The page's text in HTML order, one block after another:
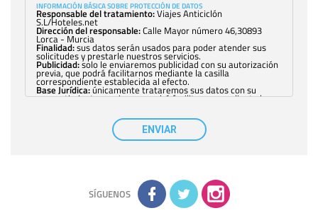
INFORMACIÓN BÁSICA SOBRE PROTECCIÓN DE DATOS
Responsable del tratamiento:Viajes Anticiclón
S.L/Hoteles.net
Dirección del responsable:Calle Mayor número 46,30893
Lorca - Murcia
Finalidad:sus datos serán usados para poder atender sus
solicitudes y prestarle nuestros servicios.
Publicidad:solo le enviaremos publicidad con su autorización
previa, que podrá facilitarnos mediante la casilla
correspondiente establecida al efecto.
Base Jurídica:únicamente trataremos sus datos con su
consentimiento previo, que podrá facilitarnos mediante la
con carácter general, sólo el personal de
nuestra entidad que esté debidamente autorizado podrá
tener conocimiento de la información que le pedimos. No se
comunicarán datos a terceros.
adicional y detallada sobre cómo tratamos sus datos en la
política de privacidad
ENVIAR
SÍGUENOS